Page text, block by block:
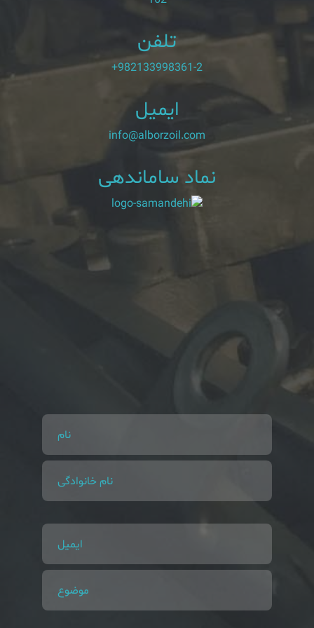
تلفن
+982133998361-2
ایمیل
info@alborzoil.com
نماد ساماندهی
نام
نام خانوادگی
ایمیل
موضوع